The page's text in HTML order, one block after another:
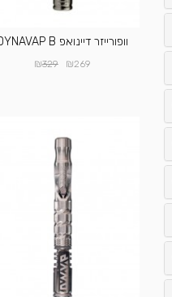
וופורייזר דיינואפ DYNAVAP B
₪269
₪329